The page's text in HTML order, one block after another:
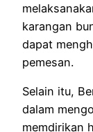
karangan
dapat
pemesan.
Selain itu,
dalam
memdirikan